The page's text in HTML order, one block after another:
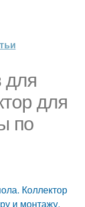
для
для
по
Коллектор
и монтажу.